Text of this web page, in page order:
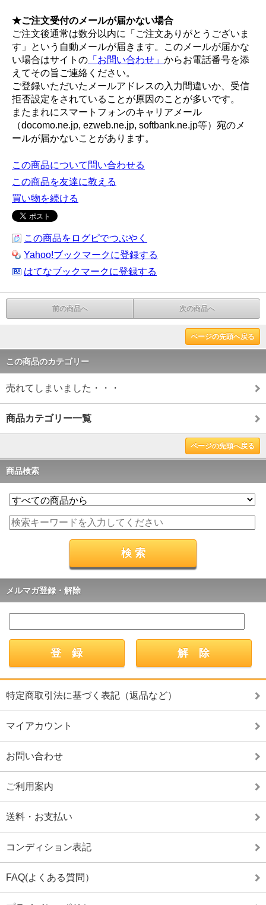
★ご注文受付のメールが届かない場合
ご注文後通常は数分以内に「ご注文ありがとうございま
す」という自動メールが届きます。このメールが届かな
い場合はサイトの 「お問い合わせ」 からお電話番号を添
えてその旨ご連絡ください。
ご登録いただいたメールアドレスの入力間違いか、受信
拒否設定をされていることが原因のことが多いです。
またまれにスマートフォンのキャリアメール
（docomo.ne.jp, ezweb.ne.jp, softbank.ne.jp等）宛のメ
ールが届かないことがあります。
この商品について問い合わせる
この商品を友達に教える
買い物を続ける
この商品をログピでつぶやく
Yahoo!ブックマークに登録する
はてなブックマークに登録する
前の商品へ 次の商品へ
ページの先頭へ戻る
この商品のカテゴリー
売れてしまいました・・・
商品カテゴリー一覧
ページの先頭へ戻る
商品検索
メルマガ登録・解除
特定商取引法に基づく表記（返品など）
マイアカウント
お問い合わせ
ご利用案内
送料・お支払い
コンディション表記
FAQ(よくある質問）